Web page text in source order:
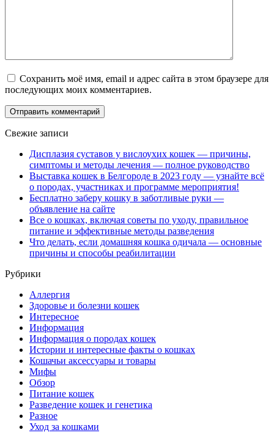
Сохранить моё имя, email и адрес сайта в этом браузере для
последующих моих комментариев.
Свежие записи
Дисплазия суставов у вислоухих кошек — причины,
симптомы и методы лечения — полное руководство
Выставка кошек в Белгороде в 2023 году — узнайте всё
о породах, участниках и программе мероприятия!
Бесплатно заберу кошку в заботливые руки —
объявление на сайте
Все о кошках, включая советы по уходу, правильное
питание и эффективные методы разведения
Что делать, если домашняя кошка одичала — основные
причины и способы реабилитации
Рубрики
Аллергия
Здоровье и болезни кошек
Интересное
Информация
Информация о породах кошек
Истории и интересные факты о кошках
Кошачьи аксессуары и товары
Мифы
Обзор
Питание кошек
Разведение кошек и генетика
Разное
Уход за кошками